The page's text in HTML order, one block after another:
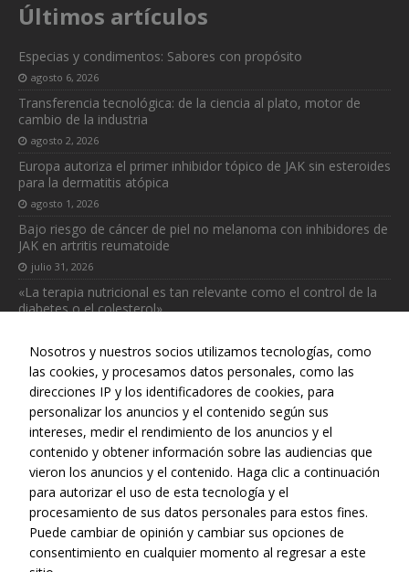
Últimos artículos
Especias y condimentos: Sabores con propósito
agosto 6, 2026
Transferencia tecnológica: de la ciencia al plato, motor de
cambio de la industria
agosto 2, 2026
Europa autoriza el primer inhibidor tópico de JAK sin esteroides
para la dermatitis atópica
agosto 1, 2026
Bajo riesgo de cáncer de piel no melanoma con inhibidores de
JAK en artritis reumatoide
julio 31, 2026
«La terapia nutricional es tan relevante como el control de la
diabetes o el colesterol»
Web realizada con el patrocinio del Centro Español de Derechos
Reprográficos
Nosotros y nuestros socios utilizamos tecnologías, como
las cookies, y procesamos datos personales, como las
direcciones IP y los identificadores de cookies, para
personalizar los anuncios y el contenido según sus
intereses, medir el rendimiento de los anuncios y el
contenido y obtener información sobre las audiencias que
vieron los anuncios y el contenido. Haga clic a continuación
para autorizar el uso de esta tecnología y el
procesamiento de sus datos personales para estos fines.
Puede cambiar de opinión y cambiar sus opciones de
consentimiento en cualquier momento al regresar a este
cookies no
opcionales.
para que
funcione la
podamos
mejorar la
de la web, en
base a cómo
se usa la web.